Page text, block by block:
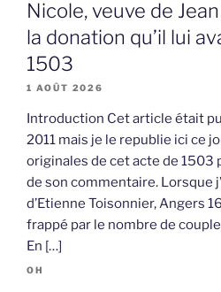
Nicole, veuve de
la donation qu’il lui
1503
1 AOÛT 2026
Introduction Cet article était
2011 mais je le republie ici ce
originales de cet acte de 1503
de son commentaire. Lorsque
d’Etienne Toisonnier, Angers
frappé par le nombre de
En […]
OH